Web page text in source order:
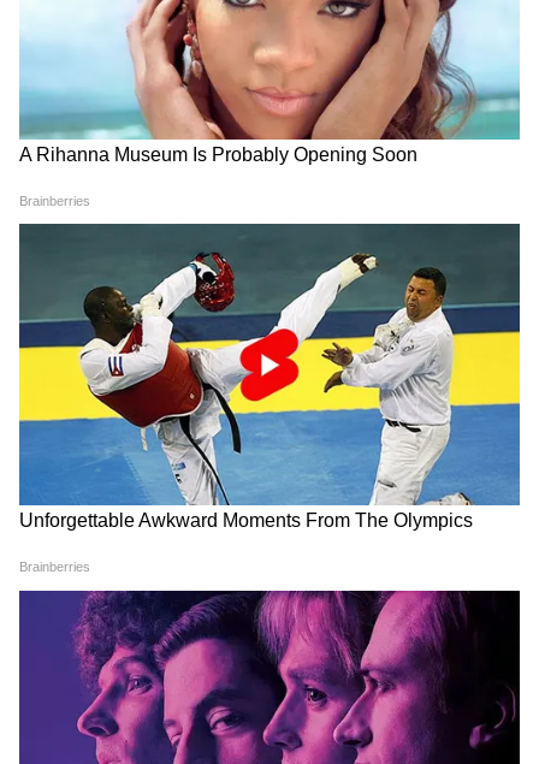
LATEST VIDEOS
Atiq Ahmed के बेटे की मौत पर घर पहुंचे
Akhilesh Yadav के विधायक, जमकर हो रही
फजीहत!
समुद्र की तरह क्यों हिल रहा था मोरबी के कुएं का